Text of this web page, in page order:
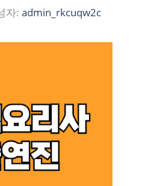
자: admin_rkcuqw2c